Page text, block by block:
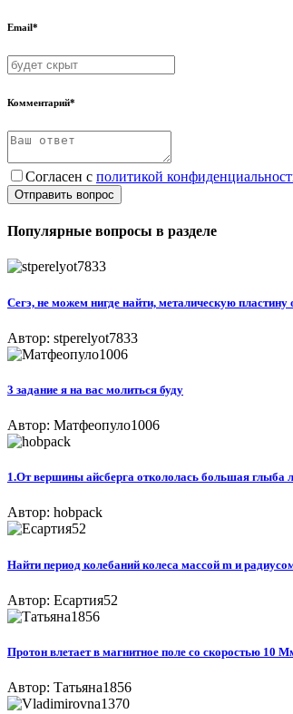
Email*
Комментарий*
Согласен с политикой
Отправить вопрос
Популярные вопросы в разделе
Сегэ, не можем нигде найти, металическую
Автор: stperelyot7833
3 задание я на вас молиться буду​
Автор: Матфеопуло1006
1.От вершины айсберга откололась большая глыба
Автор: hobpack
Найти период колебаний колеса массой m и
Автор: Есартия52
Протон влетает в магнитное поле со скоростью 10
Автор: Татьяна1856